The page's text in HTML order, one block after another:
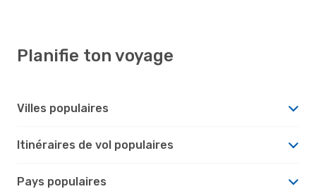
Planifie ton voyage
Villes populaires
Itinéraires de vol populaires
Pays populaires